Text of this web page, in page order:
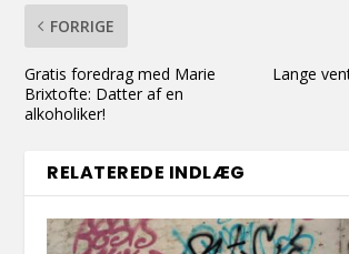
FORRIGE
Gratis foredrag med Marie
Brixtofte: Datter af en
alkoholiker!
Lange
RELATEREDE INDLÆG